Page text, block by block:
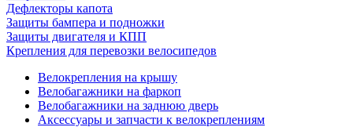
Дефлекторы капота
Защиты бампера и подножки
Защиты двигателя и КПП
Крепления для перевозки велосипедов
Велокрепления на крышу
Велобагажники на фаркоп
Велобагажники на заднюю дверь
Аксессуары и запчасти к велокреплениям